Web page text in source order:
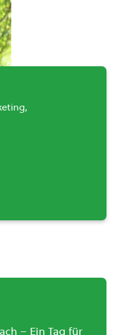
– Ein Tag für